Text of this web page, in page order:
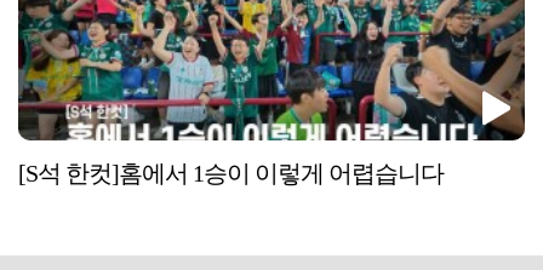
[S석 한컷]홈에서 1승이 이렇게 어렵습니다